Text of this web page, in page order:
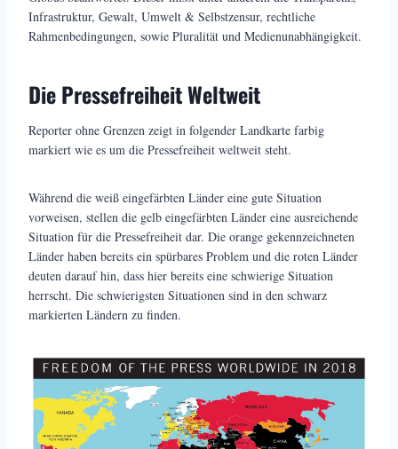
Infrastruktur, Gewalt, Umwelt & Selbstzensur, rechtliche
Rahmenbedingungen, sowie Pluralität und Medienunabhängigkeit.
Die Pressefreiheit Weltweit
Reporter ohne Grenzen zeigt in folgender Landkarte farbig
markiert wie es um die Pressefreiheit weltweit steht.
Während die weiß eingefärbten Länder eine gute Situation
vorweisen, stellen die gelb eingefärbten Länder eine ausreichende
Situation für die Pressefreiheit dar. Die orange gekennzeichneten
Länder haben bereits ein spürbares Problem und die roten Länder
deuten darauf hin, dass hier bereits eine schwierige Situation
herrscht. Die schwierigsten Situationen sind in den schwarz
markierten Ländern zu finden.